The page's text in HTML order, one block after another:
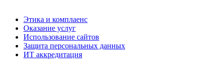
Этика и комплаенс
Оказание услуг
Использование сайтов
Защита персональных данных
ИТ аккредитация